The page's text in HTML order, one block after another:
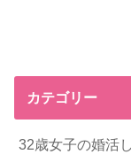
カテゴリー
32歳女子の婚活